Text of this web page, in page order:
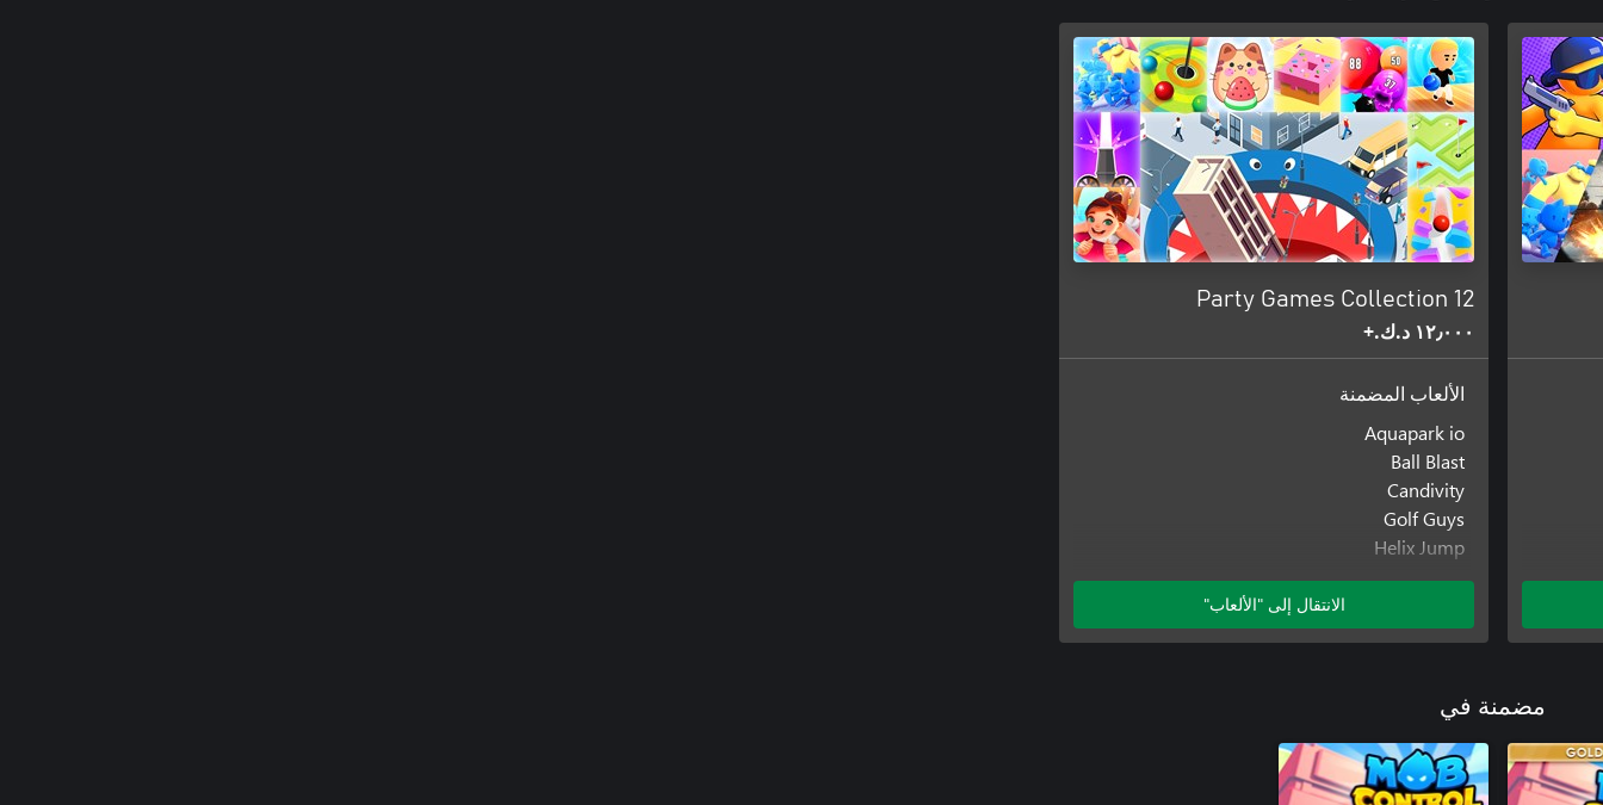
12 Party Games Collection
١٢٫٠٠٠ د.ك.‏+
الألعاب المضمنة
Aquapark io
Ball Blast
Candivity
Golf Guys
Helix Jump
Hole io
Paper io 2
Puff Up
Skyline Bowling
الانتقال إلى "الألعاب"
مضمنة في